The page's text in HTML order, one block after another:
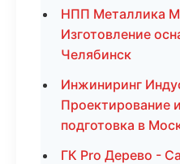
НПП Металлика
Изготовление
Челябинск
Инжиниринг
Проектирование
подготовка в
ГК Pro Дерево -